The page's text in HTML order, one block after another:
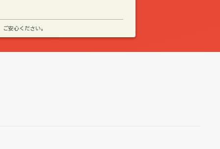
安心ください。